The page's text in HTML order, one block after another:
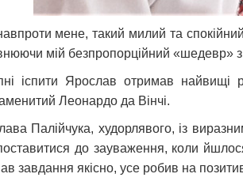
мене, такий милий та
мій безпропорційний «шедевр»
іспити Ярослав отримав найвищі
Леонардо да Вінчі.
Палійчука, худорлявого, із
до зауваження, коли
завдання якісно, усе робив на